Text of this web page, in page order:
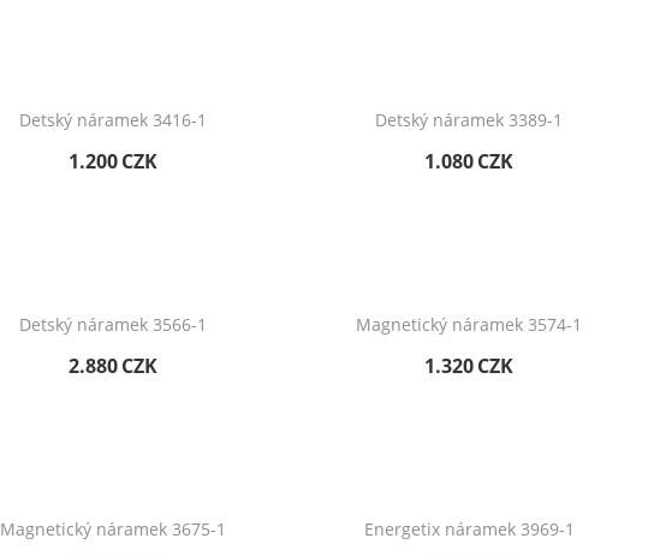
Detský náramek 3416-1
1.200 CZK
Detský náramek 3389-1
1.080CZK
Detský náramek 3566-1
2.880 CZK
Magnetický náramek 3574-1
1.320CZK
Magnetický náramek 3675-1 Energetix náramek 3969-1